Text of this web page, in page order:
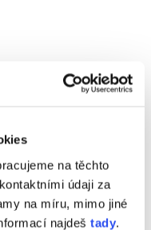
na těchto
údaji za
na míru, mimo jiné
najdeš tady.